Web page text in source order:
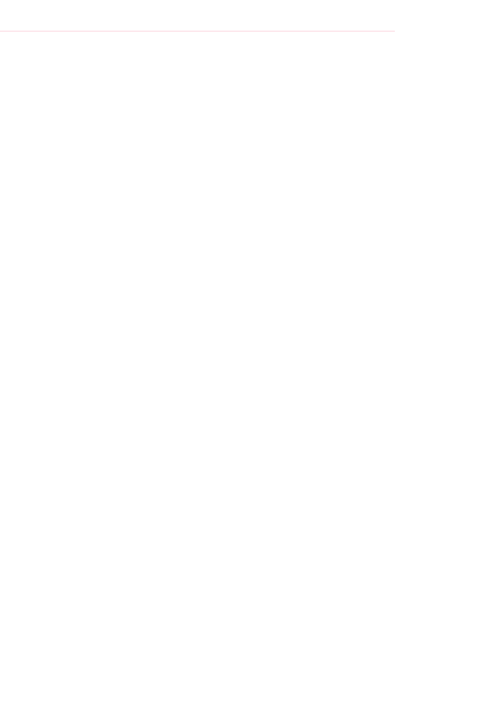
der værdsætter
vil også vare i mange år!
har en høj slidstyrke og ikke falmer i sollys.
disse velourposer helt sikkert tiltrække
kosmetik, parfume eller elegante